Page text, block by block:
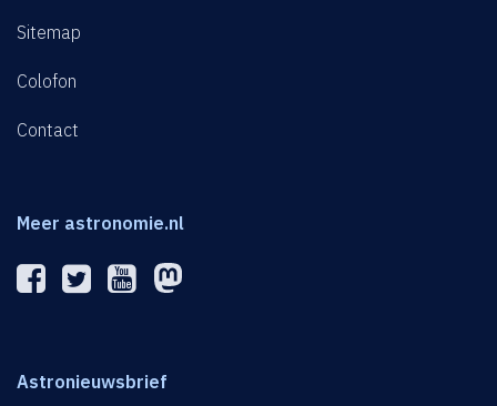
Sitemap
Colofon
Contact
Meer astronomie.nl
Astronieuwsbrief